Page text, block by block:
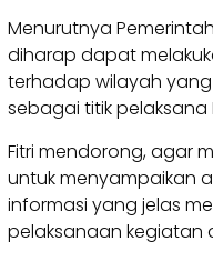
Menurutnya
diharap dapat
terhadap wilayah
sebagai titik pelaksana
Fitri mendorong, agar
untuk menyampaikan
informasi yang jelas
pelaksanaan kegiatan